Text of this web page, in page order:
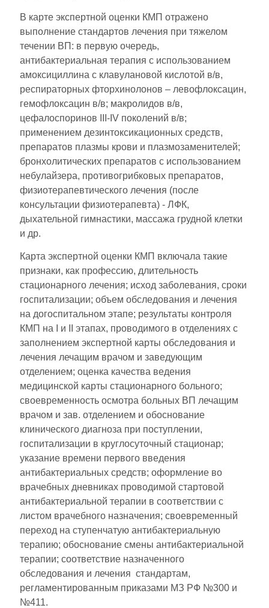
В карте экспертной оценки КМП отражено
выполнение стандартов лечения при тяжелом
течении ВП: в первую очередь,
антибактериальная терапия с использованием
амоксициллина с клавулановой кислотой в/в,
респираторных фторхинолонов – левофлоксацин,
гемофлоксацин в/в; макролидов в/в,
цефалоспоринов III-IV поколений в/в;
применением дезинтоксикационных средств,
препаратов плазмы крови и плазмозаменителей;
бронхолитических препаратов с использованием
небулайзера, противогрибковых препаратов,
физиотерапевтического лечения (после
консультации физиотерапевта) - ЛФК,
дыхательной гимнастики, массажа грудной клетки
и др.
Карта экспертной оценки КМП включала такие
признаки, как профессию, длительность
стационарного лечения; исход заболевания, сроки
госпитализации; объем обследования и лечения
на догоспитальном этапе; результаты контроля
КМП на I и II этапах, проводимого в отделениях с
заполнением экспертной карты обследования и
лечения лечащим врачом и заведующим
отделением; оценка качества ведения
медицинской карты стационарного больного;
своевременность осмотра больных ВП лечащим
врачом и зав. отделением и обоснование
клинического диагноза при поступлении,
госпитализации в круглосуточный стационар;
указание времени первого введения
антибактериальных средств; оформление во
врачебных дневниках проводимой стартовой
антибактериальной терапии в соответствии с
листом врачебного назначения; своевременный
переход на ступенчатую антибактериальную
терапию; обоснование смены антибактериальной
терапии; соответствие назначенного
обследования и лечения стандартам,
регламентированным приказами МЗ РФ №300 и
№411.